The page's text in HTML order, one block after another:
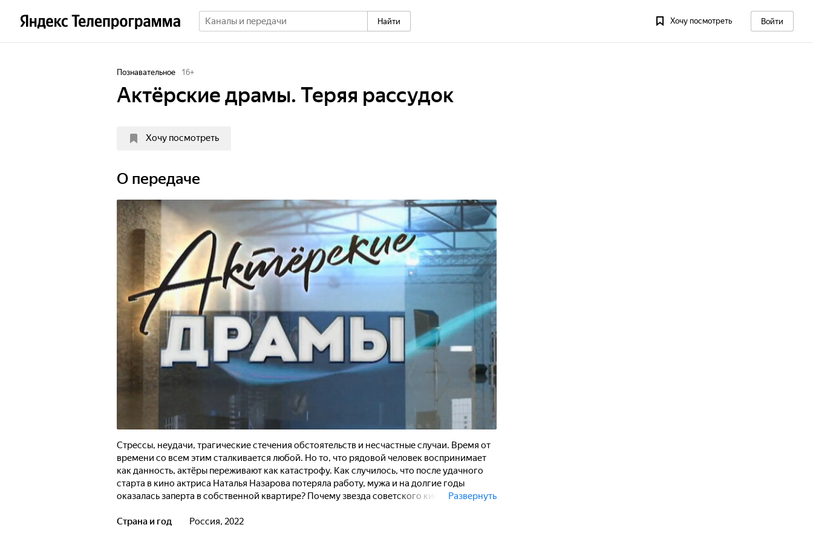
Найти Хочу посмотреть Войти
Познавательное 16+
Актёрские драмы. Теряя рассудок
Хочу посмотреть
О передаче
Стрессы, неудачи, трагические стечения обстоятельств и несчастные случаи. Время от
времени со всем этим сталкивается любой. Но то, что рядовой человек воспринимает
как данность, актёры переживают как катастрофу. Как случилось, что после удачного
старта в кино актриса Наталья Назарова потеряла работу, мужа и на долгие годы
оказалась заперта в собственной квартире? Почему звезда советского кинематографа
метаморфозы произошли со знаменитым Иванушкой из сказки "Морозко", актёром
Развернуть
Страна и год Россия, 2022